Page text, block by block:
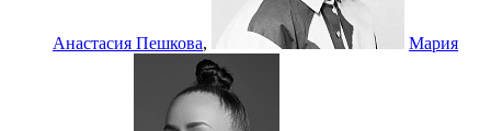
Анастасия Пешкова, Мария